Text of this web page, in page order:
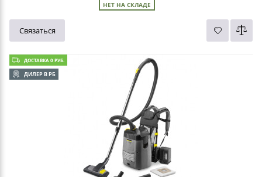
НЕТ НА СКЛАДЕ
Связаться
ДОСТАВКА 0 РУБ.
ДИЛЕР В РБ